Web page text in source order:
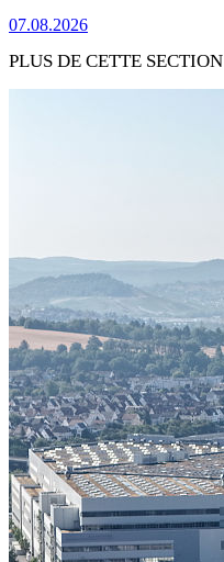
07.08.2026
PLUS DE CETTE SECTION